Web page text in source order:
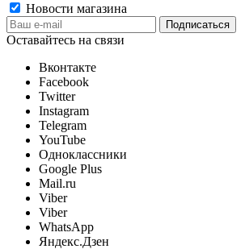
Новости магазина
Оставайтесь на связи
Вконтакте
Facebook
Twitter
Instagram
Telegram
YouTube
Одноклассники
Google Plus
Mail.ru
Viber
Viber
WhatsApp
Яндекс.Дзен